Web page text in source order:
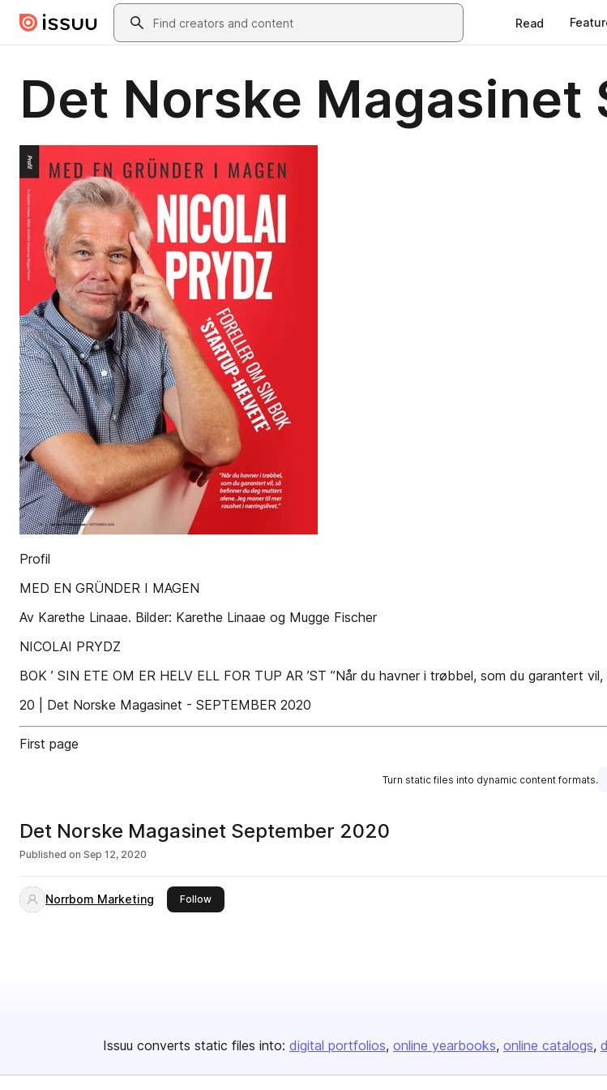
Skip to main contentSearch
Read
Det Norske
Profil
MED EN GRÜNDER I MAGEN
Av Karethe Linaae. Bilder: Karethe Linaae og Mugge Fischer
NICOLAI PRYDZ
BOK ’ SIN ETE OM ER HELV ELL FOR TUP AR ’ST ”Når du havner i trøbbel, som du garantert
20 | Det Norske Magasinet - SEPTEMBER 2020
First page
Turn static files into dynamic content formats.
Det Norske Magasinet September 2020
Published on Sep 12, 2020
Norrbom Marketing Followthis publisher
Issuu converts static files into: digital portfolios online yearbooks online catalogs